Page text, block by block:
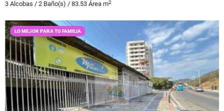
3 Alcobas / 2 Baño(s) / 83.53 Área m2
LO MEJOR PARA TU FAMILIA